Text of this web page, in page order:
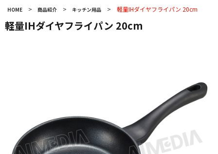
HOME > 商品紹介 > キッチン用品 > 軽量IHダイヤフライパン 20cm
軽量IHダイヤフライパン 20cm